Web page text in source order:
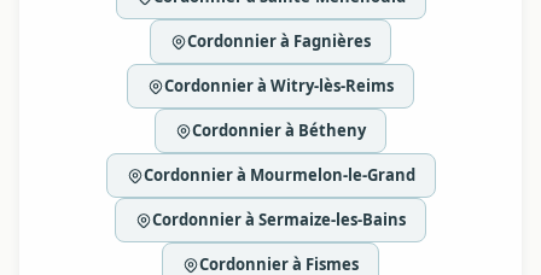
Cordonnier à Fagnières
Cordonnier à Witry-lès-Reims
Cordonnier à Bétheny
Cordonnier à Mourmelon-le-Grand
Cordonnier à Sermaize-les-Bains
Cordonnier à Fismes